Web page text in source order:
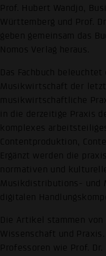
Prof. Hubert Wandjo,
Württemberg und Prof.
geben gemeinsam das
Nomos Verlag heraus.
Das Fachbuch
Musikwirtschaft der
musikwirtschaftliche
in die derzeitige Praxis
komplexes
Contentproduktion,
Ergänzt werden die
normativen und
Musikdistributions- und
digitalen
Die Artikel stammen
Wissenschaft und
Professoren wie Prof.